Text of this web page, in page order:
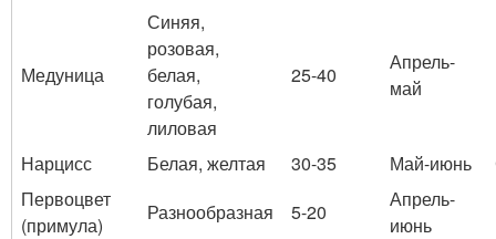
Медуница
Синяя,
розовая,
белая,
голубая,
лиловая
25-40
Апрель-
май
Нарцисс Белая, желтая 30-35 Май-июнь
Первоцвет
(примула)
Разнообразная 5-20
Апрель-
июнь